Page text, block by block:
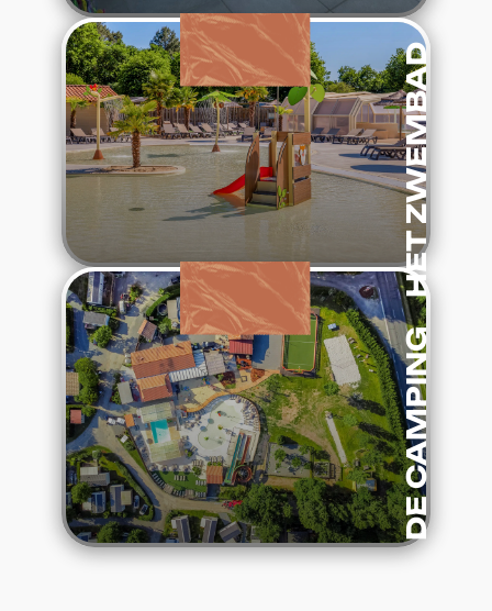
HET ZWEMBAD
Lees verder
Het
zwembad
DE CAMPING
Lees verder:
De
camping